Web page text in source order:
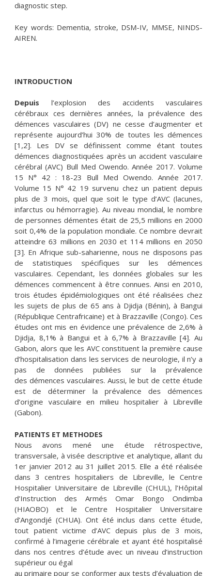
diagnostic step.
Key words: Dementia, stroke, DSM-IV, MMSE, NINDS-
AIREN.
INTRODUCTION
Depuis l’explosion des accidents vasculaires
cérébraux ces dernières années, la prévalence des
démences vasculaires (DV) ne cesse d’augmenter et
représente aujourd’hui 30% de toutes les démences
[1,2]. Les DV se définissent comme étant toutes
démences diagnostiquées après un accident vasculaire
cérébral (AVC) Bull Med Owendo. Année 2017. Volume
15 N° 42 : 18-23 Bull Med Owendo. Année 2017.
Volume 15 N° 42 19 survenu chez un patient depuis
plus de 3 mois, quel que soit le type d’AVC (lacunes,
infarctus ou hémorragie). Au niveau mondial, le nombre
de personnes démentes était de 25,5 millions en 2000
soit 0,4% de la population mondiale. Ce nombre devrait
atteindre 63 millions en 2030 et 114 millions en 2050
[3]. En Afrique sub-saharienne, nous ne disposons pas
de statistiques spécifiques sur les démences
vasculaires. Cependant, les données globales sur les
démences commencent à être connues. Ainsi en 2010,
trois études épidémiologiques ont été réalisées chez
les sujets de plus de 65 ans à Djidja (Bénin), à Bangui
(République Centrafricaine) et à Brazzaville (Congo). Ces
études ont mis en évidence une prévalence de 2,6% à
Djidja, 8,1% à Bangui et à 6,7% à Brazzaville [4]. Au
Gabon, alors que les AVC constituent la première cause
d’hospitalisation dans les services de neurologie, il n’y a
pas de données publiées sur la prévalence
des démences vasculaires. Aussi, le but de cette étude
est de déterminer la prévalence des démences
d’origine vasculaire en milieu hospitalier à Libreville
(Gabon).
PATIENTS ET METHODES
Nous avons mené une étude rétrospective,
transversale, à visée descriptive et analytique, allant du
1er janvier 2012 au 31 juillet 2015. Elle a été réalisée
dans 3 centres hospitaliers de Libreville, le Centre
Hospitalier Universitaire de Libreville (CHUL), l’Hôpital
d’Instruction des Armés Omar Bongo Ondimba
(HIAOBO) et le Centre Hospitalier Universitaire
d’Angondjé (CHUA). Ont été inclus dans cette étude,
tout patient victime d’AVC depuis plus de 3 mois,
confirmé à l’imagerie cérébrale et ayant été hospitalisé
dans nos centres d’étude avec un niveau d’instruction
supérieur ou égal
au primaire pour se conformer aux tests d’évaluation de